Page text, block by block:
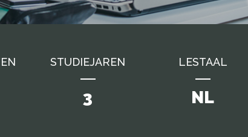
STUDIEJAREN
3
LESTAAL
NL